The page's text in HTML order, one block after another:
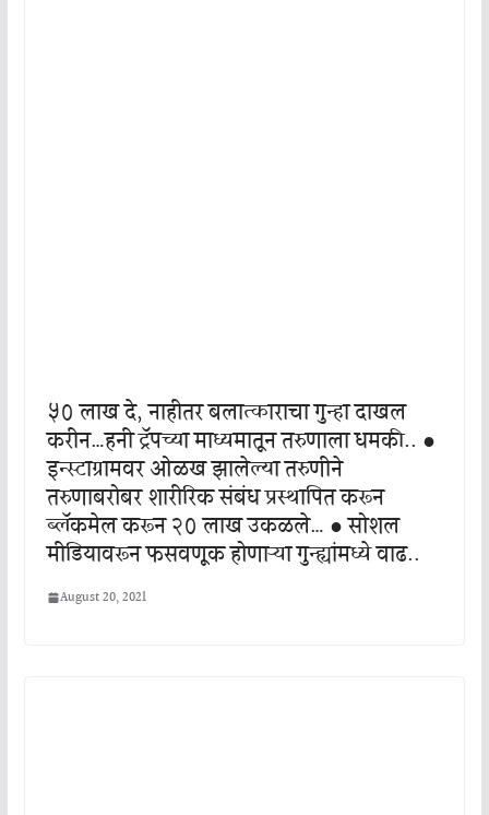
५० लाख दे, नाहीतर बलात्काराचा गुन्हा दाखल
करीन…हनी ट्रॅपच्या माध्यमातून तरुणाला धमकी.. ●
इन्स्टाग्रामवर ओळख झालेल्या तरुणीने
तरुणाबरोबर शारीरिक संबंध प्रस्थापित करून
ब्लॅकमेल करून २० लाख उकळले… ● सोशल
मीडियावरून फसवणूक होणाऱ्या गुन्ह्यांमध्ये वाढ..
August 20, 2021